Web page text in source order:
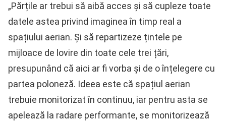
„Părțile ar trebui să aibă acces și să cupleze toate
datele astea privind imaginea în timp real a
spațiului aerian. Și să repartizeze țintele pe
mijloace de lovire din toate cele trei țări,
presupunând că aici ar fi vorba și de o înțelegere cu
partea poloneză. Ideea este că spațiul aerian
trebuie monitorizat în continuu, iar pentru asta se
apelează la radare performante, se monitorizează